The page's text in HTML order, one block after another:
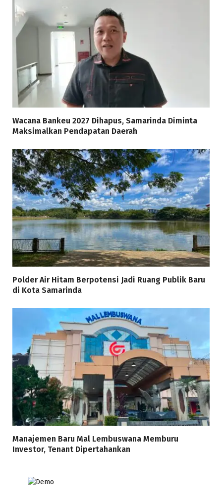
Wacana Bankeu 2027 Dihapus, Samarinda Diminta
Maksimalkan Pendapatan Daerah
Polder Air Hitam Berpotensi Jadi Ruang Publik Baru
di Kota Samarinda
Manajemen Baru Mal Lembuswana Memburu
Investor, Tenant Dipertahankan